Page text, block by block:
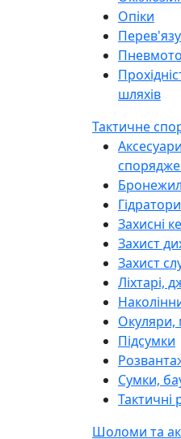
Опіки
шляхів
Тактичне
Гідратори
Захисні
Захист
Захист
Ліхтарі,
Окуляри,
Підсумки
Сумки,
Тактичні
Шоломи та